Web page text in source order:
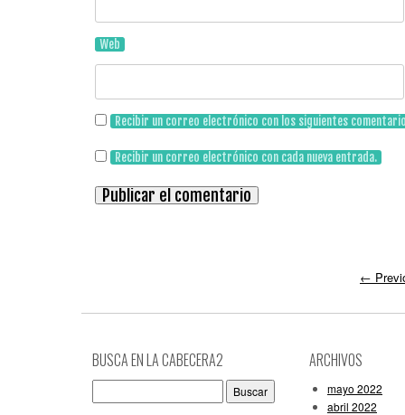
Web
Recibir un correo electrónico con los siguientes
Recibir un correo electrónico con cada nueva entrada.
←
BUSCA EN LA CABECERA2 ARCHIVOS
mayo 2022
abril 2022